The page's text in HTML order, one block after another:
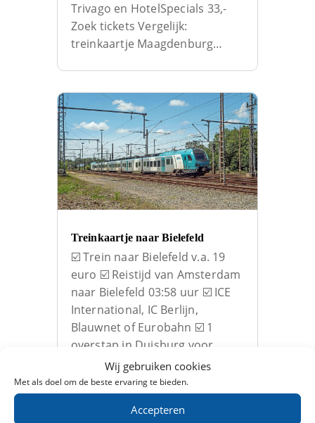
Wij gebruiken cookies
Met als doel om de beste ervaring te bieden.
Accepteren
Trivago en HotelSpecials 33,-
Zoek tickets Vergelijk:
treinkaartje Maagdenburg…
Treinkaartje naar Bielefeld
☑️ Trein naar Bielefeld v.a. 19
euro ☑️ Reistijd van Amsterdam
naar Bielefeld 03:58 uur ☑️ ICE
International, IC Berlijn,
Blauwnet of Eurobahn ☑️ 1
overstap in Duisburg voor
directe trein naar Bielefeld. ☑️
Hotels: Trivago en
HotelSpecials 19,- Zoek tickets